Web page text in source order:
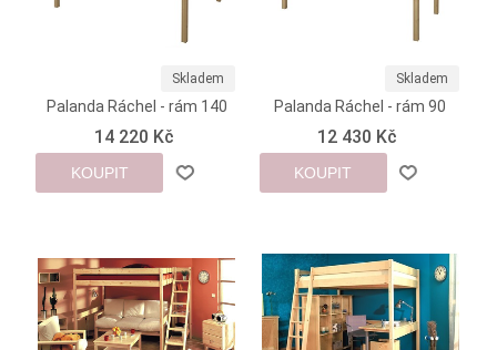
Skladem
Palanda Ráchel - rám 140
14 220 Kč
KOUPIT
Skladem
Palanda Ráchel - rám 90
12 430 Kč
KOUPIT